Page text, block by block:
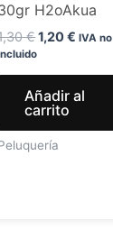
H2oAkua
€1,20€ IVA no
Añadir al
carrito